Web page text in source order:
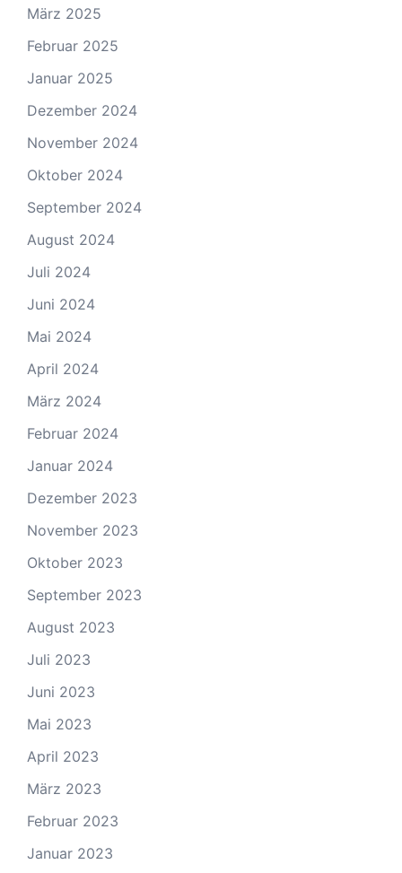
März 2025
Februar 2025
Januar 2025
Dezember 2024
November 2024
Oktober 2024
September 2024
August 2024
Juli 2024
Juni 2024
Mai 2024
April 2024
März 2024
Februar 2024
Januar 2024
Dezember 2023
November 2023
Oktober 2023
September 2023
August 2023
Juli 2023
Juni 2023
Mai 2023
April 2023
März 2023
Februar 2023
Januar 2023